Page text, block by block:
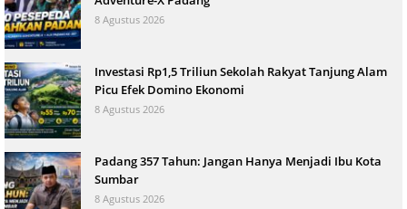
8 Agustus 2026
Investasi Rp1,5 Triliun Sekolah Rakyat Tanjung Alam
Picu Efek Domino Ekonomi
8 Agustus 2026
Padang 357 Tahun: Jangan Hanya Menjadi Ibu Kota
Sumbar
8 Agustus 2026